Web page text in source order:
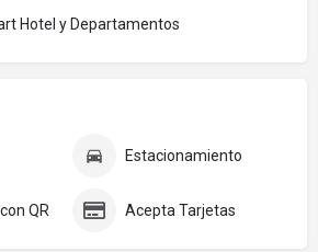
Hotel y Departamentos
Estacionamiento
QR Acepta Tarjetas